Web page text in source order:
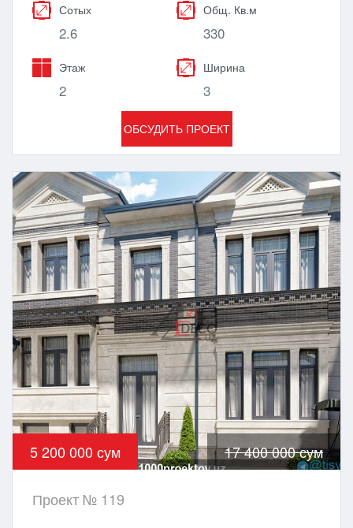
Сотых
2.6
Общ. Кв.м
330
Этаж
2
Ширина
3
ОБСУДИТЬ ПРОЕКТ
5 200 000 сум 17 400 000 сум
Проект № 119